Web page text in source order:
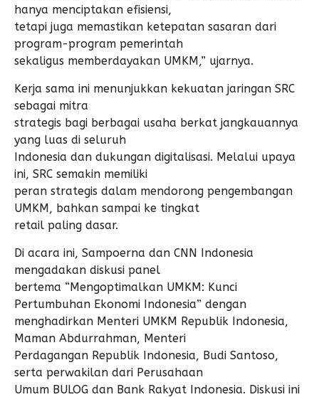
hanya menciptakan efisiensi,
tetapi juga memastikan ketepatan sasaran dari
program-program pemerintah
sekaligus memberdayakan UMKM,” ujarnya.
Kerja sama ini menunjukkan kekuatan jaringan SRC
sebagai mitra
strategis bagi berbagai usaha berkat jangkauannya
yang luas di seluruh
Indonesia dan dukungan digitalisasi. Melalui upaya
ini, SRC semakin memiliki
peran strategis dalam mendorong pengembangan
UMKM, bahkan sampai ke tingkat
retail paling dasar.
Di acara ini, Sampoerna dan CNN Indonesia
mengadakan diskusi panel
bertema “Mengoptimalkan UMKM: Kunci
Pertumbuhan Ekonomi Indonesia” dengan
menghadirkan Menteri UMKM Republik Indonesia,
Maman Abdurrahman, Menteri
Perdagangan Republik Indonesia, Budi Santoso,
serta perwakilan dari Perusahaan
Umum BULOG dan Bank Rakyat Indonesia. Diskusi ini